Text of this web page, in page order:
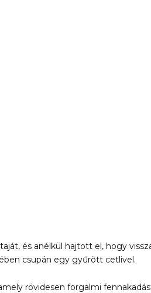
és anélkül hajtott el, hogy
csupán egy gyűrött cetlivel.
rövidesen forgalmi